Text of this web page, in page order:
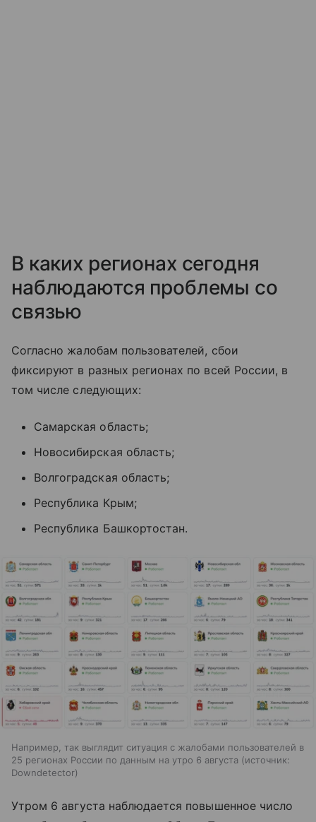
В каких регионах сегодня
наблюдаются проблемы со
связью
Согласно жалобам пользователей, сбои
фиксируют в разных регионах по всей России, в
том числе следующих:
Самарская область;
Новосибирская область;
Волгоградская область;
Республика Крым;
Республика Башкортостан.
Например, так выглядит ситуация с жалобами пользователей в
25 регионах России по данным на утро 6 августа
источник:
Downdetector
Утром 6 августа наблюдается повышенное число